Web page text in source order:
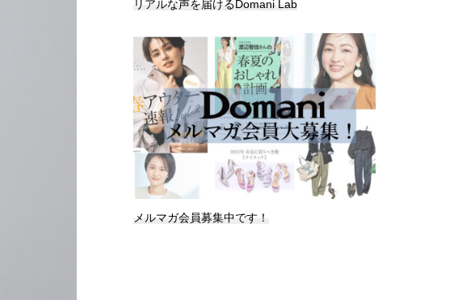
リアルな声を届けるDomani Lab
メルマガ会員募集中です！